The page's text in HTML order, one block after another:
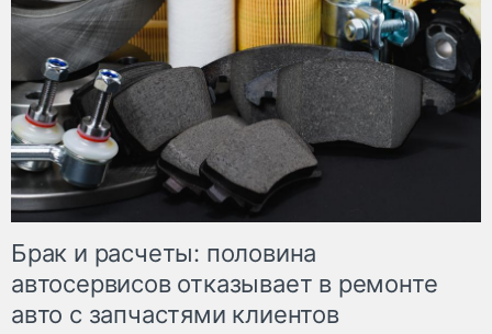
Брак и расчеты: половина
автосервисов отказывает в ремонте
авто с запчастями клиентов